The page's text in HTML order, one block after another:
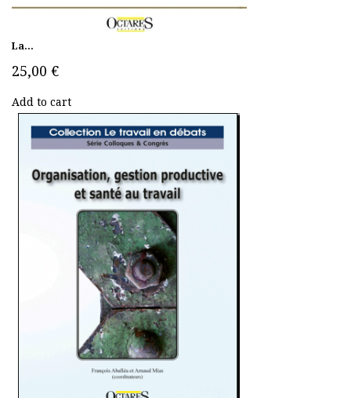
La...
25,00 €
Add to cart